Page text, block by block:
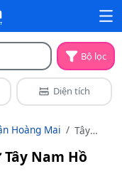
Bộ lọc
Diện tích
Hoàng Mai
Tây
Linh
Nam Hồ